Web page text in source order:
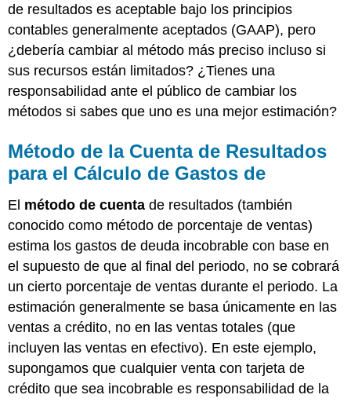
de resultados es aceptable bajo los principios
contables generalmente aceptados (GAAP), pero
¿debería cambiar al método más preciso incluso si
sus recursos están limitados? ¿Tienes una
responsabilidad ante el público de cambiar los
métodos si sabes que uno es una mejor estimación?
Método de la Cuenta de Resultados
para el Cálculo de Gastos de
El método de cuenta de resultados (también
conocido como método de porcentaje de ventas)
estima los gastos de deuda incobrable con base en
el supuesto de que al final del periodo, no se cobrará
un cierto porcentaje de ventas durante el periodo. La
estimación generalmente se basa únicamente en las
ventas a crédito, no en las ventas totales (que
incluyen las ventas en efectivo). En este ejemplo,
supongamos que cualquier venta con tarjeta de
crédito que sea incobrable es responsabilidad de la